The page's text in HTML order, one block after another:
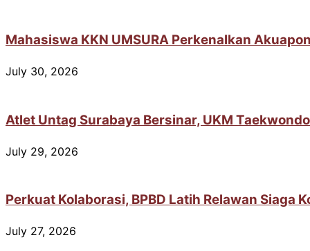
Mahasiswa KKN UMSURA Perkenalkan
July 30, 2026
Atlet Untag Surabaya Bersinar, UKM
July 29, 2026
Perkuat Kolaborasi, BPBD Latih Relawan Siaga
July 27, 2026